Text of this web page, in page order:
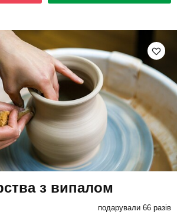
з випалом
подарували 66 разів